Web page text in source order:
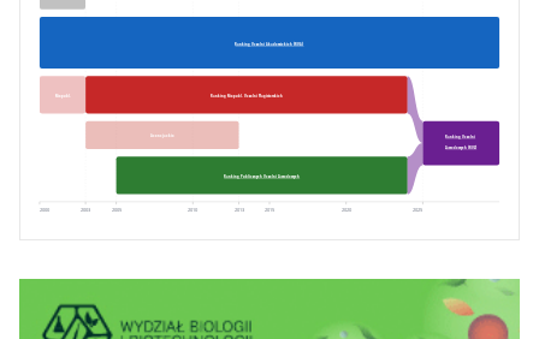
2000 2003 2005 2010 2013 2015 2020 2025
Ranking Uczelni Akademickich (RUA)
Niepubl. Ranking Niepubl. Uczelni Magisterskich
Licencjackie
Ranking Publicznych Uczelni Zawodowych
Ranking Uczelni
Zawodowych (RUZ)